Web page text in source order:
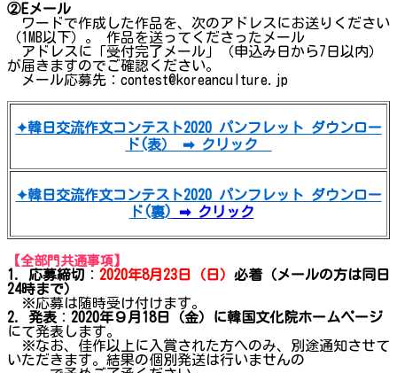
②Eメール
ワードで作成した作品を、次のアドレスにお送りください
（1MB以下）。 作品を送ってくださったメール
アドレスに「受付完了メール」（申込み日から7日以内）
が届きますのでご確認ください。
メール応募先： contest@koreanculture.jp
✦韓日交流作文コンテスト2020 パンフレット ダウンロー
ド(表） ➡ クリック
✦韓日交流作文コンテスト2020 パンフレット ダウンロー
ド(裏) ➡ クリック
【全部門共通事項】
1. 応募締切 ： 2020年8月23日（日） 必着（メールの方は同日
24時まで）
※応募は随時受け付けます。
2. 発表 ： 2020年９月18日（金）に韓国文化院ホームページ
にて発表します。
※なお、佳作以上に入賞された方へのみ、別途通知させて
いただきます。結果の個別発送は行いませんの